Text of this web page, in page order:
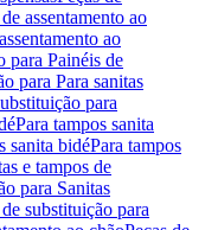
assentamento ao
ao
para Painéis de
para Para sanitas
para
Para tampos sanita
sanita bidéPara tampos
e tampos de
para Sanitas
de substituição para